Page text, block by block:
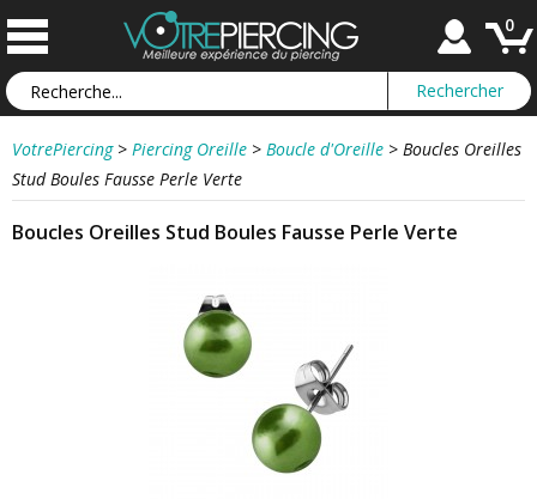
0
VotrePiercing > Piercing Oreille > Boucle d'Oreille > Boucles Oreilles
Stud Boules Fausse Perle Verte
Boucles Oreilles Stud Boules Fausse Perle Verte